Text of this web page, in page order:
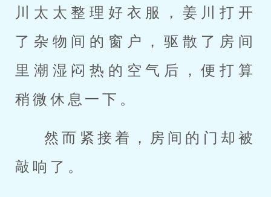
川太太整理好衣服，姜川打开
了杂物间的窗户，驱散了房间
里潮湿闷热的空气后，便打算
稍微休息一下。
然而紧接着，房间的门却被
敲响了。